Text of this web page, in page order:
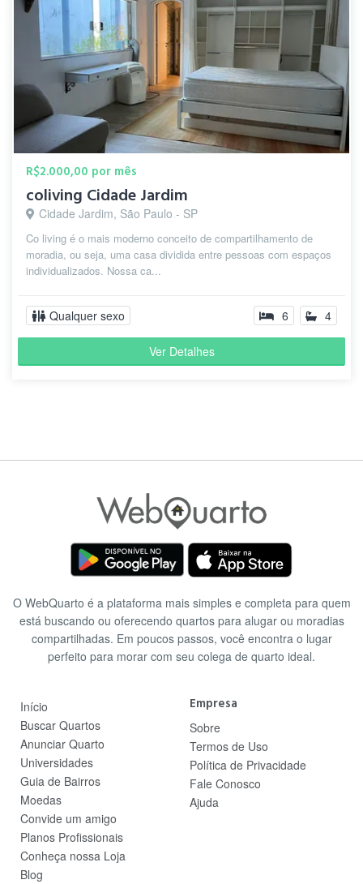
R$2.000,00 por mês
coliving Cidade Jardim
Cidade Jardim, São Paulo - SP
Co living é o mais moderno conceito de compartilhamento de
moradia, ou seja, uma casa dividida entre pessoas com espaços
individualizados. Nossa ca...
Qualquer sexo 6 4
Ver Detalhes
O WebQuarto é a plataforma mais simples e completa para quem
está buscando ou oferecendo quartos para alugar ou moradias
compartilhadas. Em poucos passos, você encontra o lugar
perfeito para morar com seu colega de quarto ideal.
Início
Buscar Quartos
Anunciar Quarto
Universidades
Guia de Bairros
Moedas
Convide um amigo
Planos Profissionais
Conheça nossa Loja
Blog
Empresa
Sobre
Termos de Uso
Política de Privacidade
Fale Conosco
Ajuda